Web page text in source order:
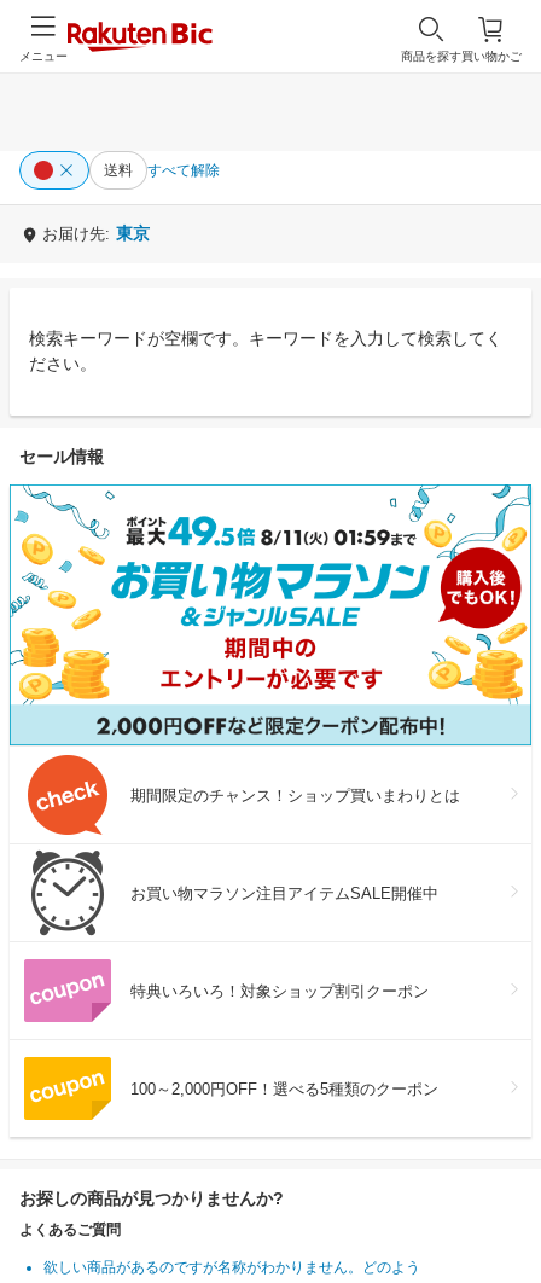
買い物かご
商品を探す
メニュー
送料 すべて解除
お届け先: 東京
検索キーワードが空欄です。キーワードを入力して検索してく
ださい。
セール情報
期間限定のチャンス！ショップ買いまわりとは
お買い物マラソン注目アイテムSALE開催中
特典いろいろ！対象ショップ割引クーポン
100～2,000円OFF！選べる5種類のクーポン
お探しの商品が見つかりませんか?
よくあるご質問
欲しい商品があるのですが名称がわかりません。どのよう